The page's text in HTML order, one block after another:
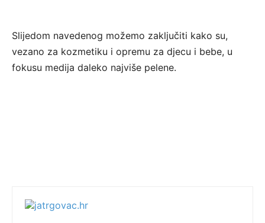
Slijedom navedenog možemo zaključiti kako su,
vezano za kozmetiku i opremu za djecu i bebe, u
fokusu medija daleko najviše pelene.